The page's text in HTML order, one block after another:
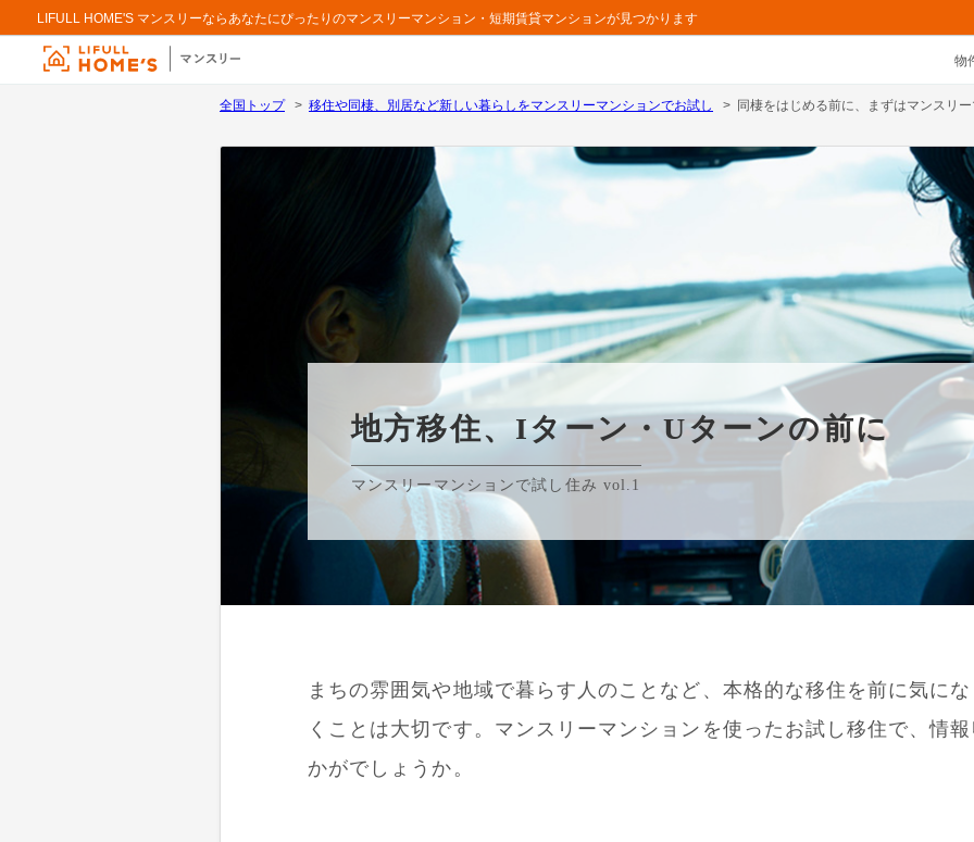
LIFULL HOME'S マンスリーならあなたにぴったりのマンスリーマンション・短期賃貸マンションが見つかります
物
全国トップ 移住や同棲、別居など新しい暮らしをマンスリーマンションでお試し 同棲をはじめる前に、まずはマンスリ
地方移住、Iターン・Uターンの前に
マンスリーマンションで試し住み vol.1
まちの雰囲気や地域で暮らす人のことなど、本格的な移住を前に気に
くことは大切です。マンスリーマンションを使ったお試し移住で、情
かがでしょうか。